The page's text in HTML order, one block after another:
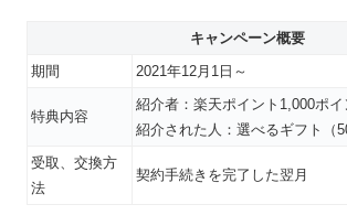
キャンペーン概要
期間
2021年12月1日～
特典内容
紹介者：楽天ポイント1,000ポイ
紹介された人：選べるギフト（
受取、交換方
法
契約手続きを完了した翌月